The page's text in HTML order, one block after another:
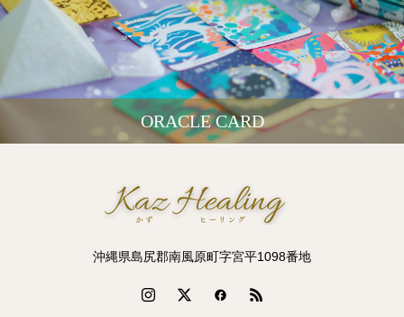
ORACLE CARD
沖縄県島尻郡南風原町字宮平1098番地